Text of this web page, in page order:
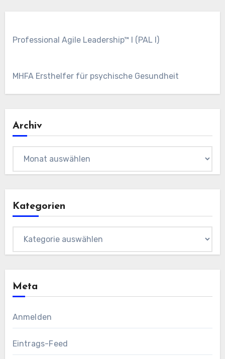
Professional Agile Leadership™ I (PAL I)
MHFA Ersthelfer für psychische Gesundheit
Archiv
Kategorien
Meta
Anmelden
Eintrags-Feed